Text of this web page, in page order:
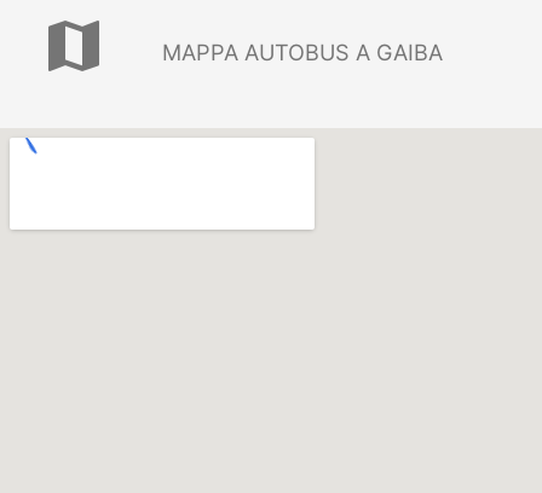
map MAPPA AUTOBUS A GAIBA